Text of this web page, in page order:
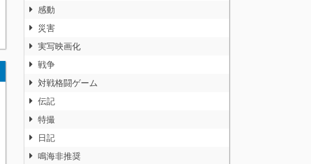
感動
災害
実写映画化
戦争
対戦格闘ゲーム
伝記
特撮
日記
鳴海非推奨